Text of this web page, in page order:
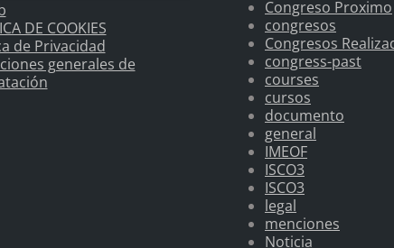
DE COOKIES
de Privacidad
generales de
Congreso Proximo
congresos
Congresos
congress-past
courses
cursos
documento
general
IMEOF
ISCO3
ISCO3
legal
menciones
Noticia